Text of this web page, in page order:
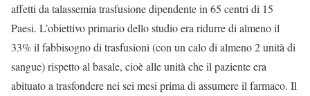
affetti da talassemia trasfusione dipendente in 65 centri di 15
Paesi. L’obiettivo primario dello studio era ridurre di almeno il
33% il fabbisogno di trasfusioni (con un calo di almeno 2 unità di
sangue) rispetto al basale, cioè alle unità che il paziente era
abituato a trasfondere nei sei mesi prima di assumere il farmaco. Il